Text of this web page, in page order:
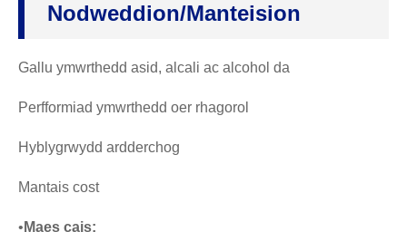
Nodweddion/manteision
Gallu ymwrthedd asid, alcali ac alcohol da
Perfformiad ymwrthedd oer rhagorol
Hyblygrwydd ardderchog
Mantais cost
• Maes cais: